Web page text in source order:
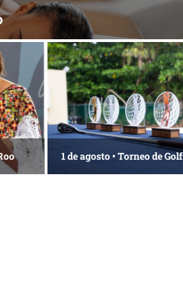
1 de agosto • Torneo de